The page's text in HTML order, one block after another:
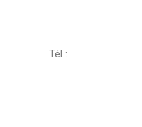
Tél :